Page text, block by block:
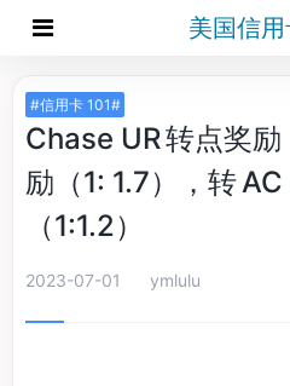
美国信用
#信用卡 101#
Chase UR 转点奖
励（1: 1.7），转
（1:1.2）
2023-07-01 ymlulu